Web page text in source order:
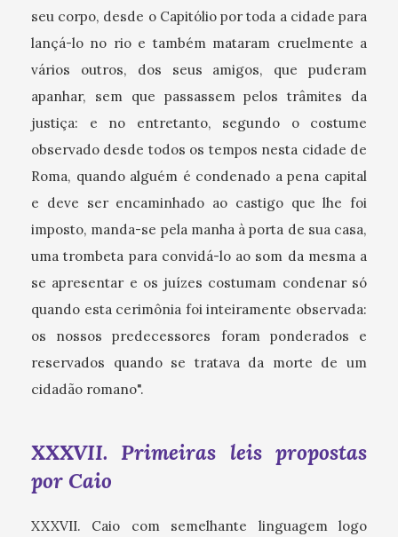
seu corpo, desde o Capitólio por toda a cidade para
lançá-lo no rio e também mataram cruelmente a
vários outros, dos seus amigos, que puderam
apanhar, sem que passassem pelos trâmites da
justiça: e no entretanto, segundo o costume
observado desde todos os tempos nesta cidade de
Roma, quando alguém é condenado a pena capital
e deve ser encaminhado ao castigo que lhe foi
imposto, manda-se pela manha à porta de sua casa,
uma trombeta para convidá-lo ao som da mesma a
se apresentar e os juízes costumam condenar só
quando esta cerimônia foi inteiramente observada:
os nossos predecessores foram ponderados e
reservados quando se tratava da morte de um
cidadão romano".
XXXVII. Primeiras leis propostas
por Caio
XXXVII. Caio com semelhante linguagem logo